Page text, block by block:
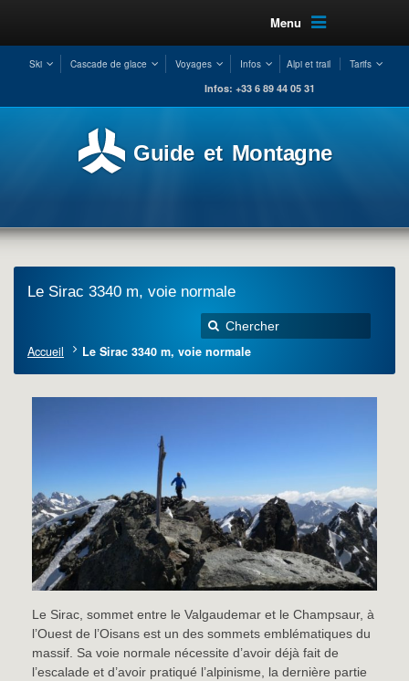
Menu
Ski Cascade de glace Voyages Infos Alpi et trail Tarifs
Infos: +33 6 89 44 05 31
Guide et Montagne
Le Sirac 3340 m, voie normale
Accueil Le Sirac 3340 m, voie normale
Le Sirac, sommet entre le Valgaudemar et le Champsaur, à
l’Ouest de l’Oisans est un des sommets emblématiques du
massif. Sa voie normale nécessite d’avoir déjà fait de
l’escalade et d’avoir pratiqué l’alpinisme, la dernière partie